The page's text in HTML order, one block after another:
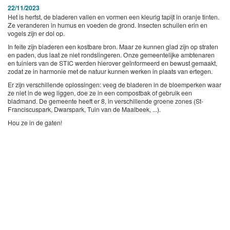
22/11/2023
Het is herfst, de bladeren vallen en vormen een kleurig tapijt in oranje tinten.
Ze veranderen in humus en voeden de grond. Insecten schuilen erin en
vogels zijn er dol op.
In feite zijn bladeren een kostbare bron. Maar ze kunnen glad zijn op straten
en paden, dus laat ze niet rondslingeren. Onze gemeentelijke ambtenaren
en tuiniers van de STIC werden hierover geïnformeerd en bewust gemaakt,
zodat ze in harmonie met de natuur kunnen werken in plaats van ertegen.
Er zijn verschillende oplossingen: veeg de bladeren in de bloemperken waar
ze niet in de weg liggen, doe ze in een compostbak of gebruik een
bladmand. De gemeente heeft er 8, in verschillende groene zones (St-
Franciscuspark, Dwarspark, Tuin van de Maalbeek, ...).
Hou ze in de gaten!